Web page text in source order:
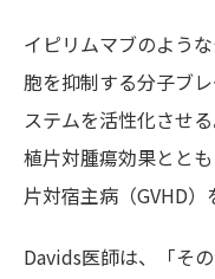
イピリムマブのよう
胞を抑制する分子ブ
ステムを活性化させ
植片対腫瘍効果とと
片対宿主病（GVHD）
Davids医師は、「そ